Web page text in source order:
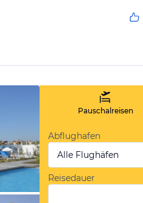
Pauschalreisen
Abflughafen
Alle Flughäfen
Reisedauer